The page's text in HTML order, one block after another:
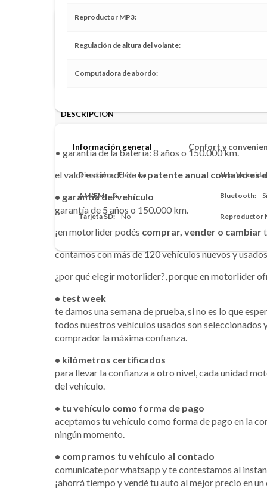
Reproductor MP3
Regulación de altura del volante
Computadora de abordo
Información general Confort y
Dirección Eléctrica Nro.
AM/FM Si Bluetooth Si
Tarjeta SD No Reproductor
En vehículos superiores al año 2015 y con menos de
compra aproximada a los pocos minutos.
DESCRIPCIÓN
• garantía de la batería: 8 años o 150.000 km.
el valor estimado de lapatente anual contado es
• garantía del vehículo
garantía de 5 años o 150.000 km.
¡en motorlider podés comprar, vender o cambiar
contamos con más de 120 vehículos nuevos y
¿por qué elegir motorlider?, porque en motorlider
• test week
te damos una semana de prueba, si no es lo que
todos nuestros vehículos usados son
comprador la máxima confianza.
• kilómetros certificados
para llevar la confianza a otro nivel, cada unidad
del vehículo.
• tu vehículo como forma de pago
aceptamos tu vehículo como forma de pago en la
ningún momento.
• compramos tu vehículo al contado
comunícate por whatsapp y te contestamos al
¡ahorrá tiempo y vendé tu auto al mejor precio en